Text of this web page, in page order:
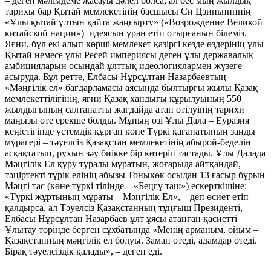
тарихы бар Қытай мемлекетінің басшысы Си Цзиньпиннің
«Ұлы қытай ұлтын қайта жаңғырту» («Возрождение Великой
китайской нации») идеясын ұран етіп отырғанын білеміз.
Яғни, бұл екі алып көрші мемлекет қазіргі кезде өздерінің ұлы
Қытай немесе ұлы Ресей империясы деген ұлы державалық
амбицияларын осындай ұлттық идеологиялармен жүзеге
асыруда. Бұл ретте, Елбасы Нұрсұлтан Назарбаевтың
«Мәңгілік ел» бағдарламасы аясында былтырғы жылы Қазақ
мемлекеттілігінің, яғни Қазақ хандығы құрылуының 550
жылдығының салтанатты жағдайда атап өтілуінің тарихи
маңызы өте ерекше болды. Мұның өзі Ұлы Дала – Еуразия
кеңістігінде үстемдік құрған көне Түркі қағанатының заңды
мұрагері – тәуелсіз Қазақстан мемлекетінің абырой-беделін
асқақтатып, рухын зәу биікке бір көтеріп тастады. Ұлы Далада
Мәңгілік Ел құру туралы мұратын, жоғарыда айтқандай,
тәңіртекті түрік елінің абызы Тоныкөк осыдан 13 ғасыр бұрын
Мәңгі тас (көне түркі тілінде – «Беңгү таш») ескерткішіне:
«Түркі жұртының мұраты – Мәңгілік Ел», – деп өсиет етіп
қалдырса, ал Тәуелсіз Қазақстанның тұңғыш Президенті,
Елбасы Нұрсұлтан Назарбаев ұлт ұясы атанған қасиетті
Ұлытау төрінде берген сұхбатында «Менің арманым, ойым –
Қазақстанның мәңгілік ел болуы. Заман өтеді, адамдар өтеді.
Бірақ тәуелсіздік қалады», – деген еді.